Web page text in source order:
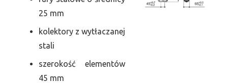
25 mm
kolektory z wytłaczanej
stali
szerokość elementów
45 mm